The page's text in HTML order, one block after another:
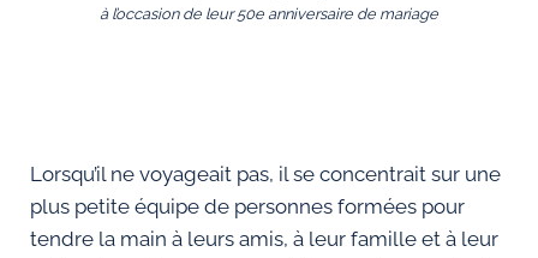
à l’occasion de leur 50e anniversaire de mariage
Lorsqu’il ne voyageait pas, il se concentrait sur une
plus petite équipe de personnes formées pour
tendre la main à leurs amis, à leur famille et à leur